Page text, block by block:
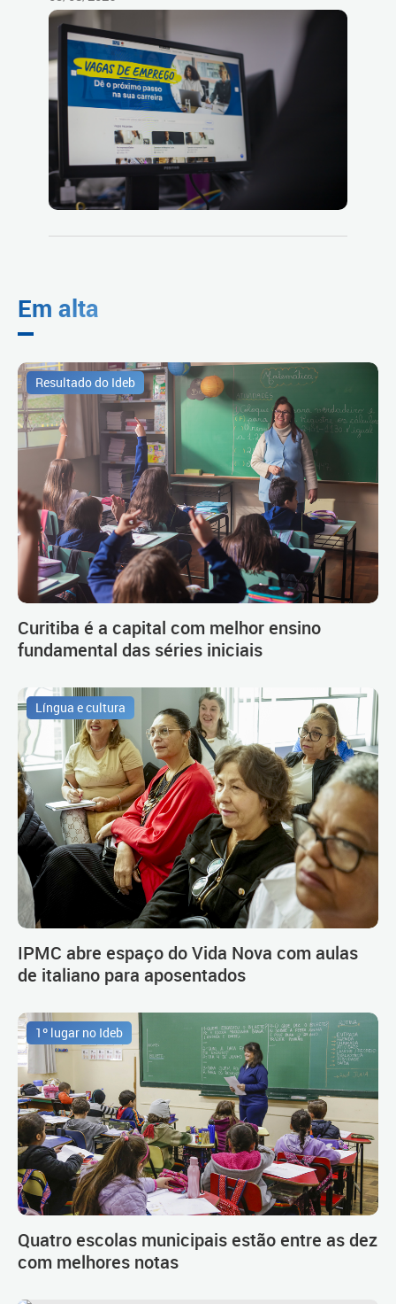
Em alta
Resultado do Ideb
Curitiba é a capital com melhor ensino
fundamental das séries iniciais
Língua e cultura
IPMC abre espaço do Vida Nova com aulas
de italiano para aposentados
1º lugar no Ideb
Quatro escolas municipais estão entre as dez
com melhores notas